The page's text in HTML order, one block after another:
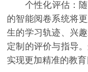
个性化评估：随
的智能阅卷系统将
生的学习轨迹、兴
定制的评价与指导
实现更加精准的教育